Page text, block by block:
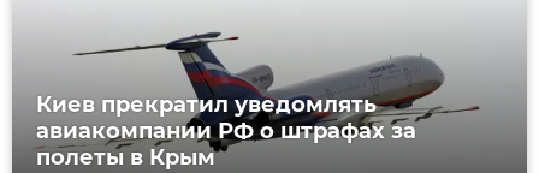
Киев прекратил уведомлять
авиакомпании РФ о штрафах за
полеты в Крым